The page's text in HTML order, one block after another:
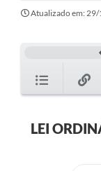
Secretarias
Transparência
Programa Famílias
Atualizado em:
LEI